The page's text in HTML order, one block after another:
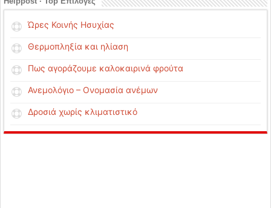
Ώρες Κοινής Ησυχίας
Θερμοπληξία και ηλίαση
Πως αγοράζουμε καλοκαιρινά φρούτα
Ανεμολόγιο – Ονομασία ανέμων
Δροσιά χωρίς κλιματιστικό